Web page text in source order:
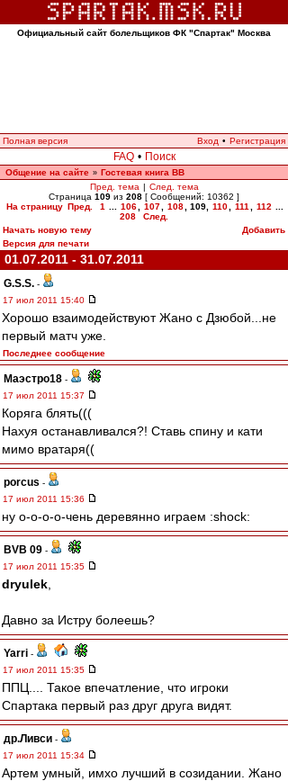
Официальный сайт болельщиков ФК "Спартак" Москва
Полная версия Вход • Регистрация
FAQ • Поиск
Общение на сайте » Гостевая книга ВВ
Пред. тема | След. тема
Страница 109 из 208 [ Сообщений: 10362 ]
На страницу Пред. 1 106 107 108 109, 110 111 112
208
След.
Начать новую тему
Добавить
Версия для печати
01.07.2011 - 31.07.2011
G.S.S. -
17 июл 2011 15:40
Хорошо взаимодействуют Жано с Дзюбой...не
первый матч уже.
Последнее сообщение
Маэстро18 -
17 июл 2011 15:37
Коряга блять(((
Нахуя останавливался?! Ставь спину и кати
мимо вратаря((
porcus -
17 июл 2011 15:36
ну о-о-о-о-чень деревянно играем :shock:
BVB 09 -
17 июл 2011 15:35
dryulek
Давно за Истру болеешь?
Yarri -
17 июл 2011 15:35
ППЦ.... Такое впечатление, что игроки
Спартака первый раз друг друга видят.
др.Ливси -
17 июл 2011 15:34
Артем умный, имхо лучший в созидании. Жано